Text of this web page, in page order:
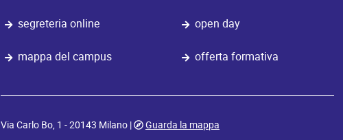
segreteria online
mappa del campus
open day
offerta formativa
Via Carlo Bo, 1 - 20143 Milano | Guarda la mappa